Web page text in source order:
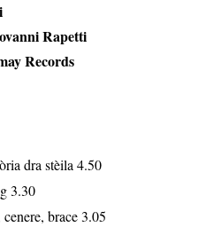
Rapetti
Records
dra stèila 4.50
3.30
brace 3.05